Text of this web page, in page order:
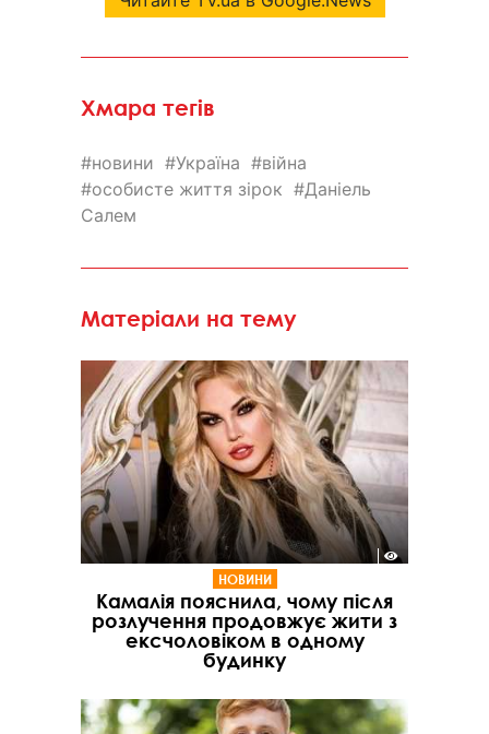
Хмара тегів
новини Україна
війна
особисте життя зірок
Даніель
Салем
Матеріали на тему
НОВИНИ
Камалія пояснила, чому після
розлучення продовжує жити з
ексчоловіком в одному
будинку